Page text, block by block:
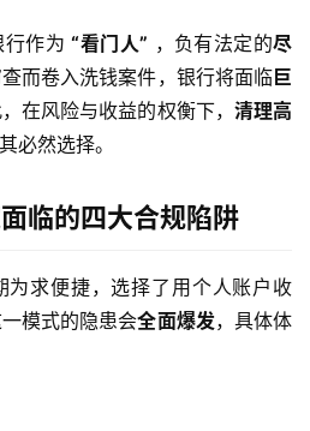
行作为 “看门人” ，负有法定的尽
而卷入洗钱案件，银行将面临巨
在风险与收益的权衡下， 清理高
必然选择。
临的四大合规陷阱
为求便捷，选择了用个人账户收
模式的隐患会全面爆发，具体体